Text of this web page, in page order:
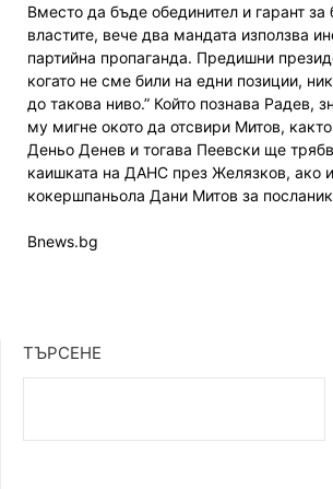
Вместо да бъде обединител и гарант
властите, вече два мандата използва
партийна пропаганда. Предишни
когато не сме били на едни позиции,
до такова ниво.” Който познава Радев,
му мигне окото да отсвири Митов,
Деньо Денев и тогава Пеевски ще
каишката на ДАНС през Желязков, ако
кокершпаньола Дани Митов за
Bnews.bg
ТЪРСЕНЕ